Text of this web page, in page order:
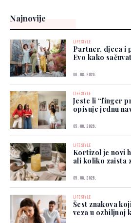
Najnovije
LIFESTYLE
Partner, djeca i
Evo kako
06. 08. 2026.
LIFESTYLE
Jeste li “finger
opisuje jednu
05. 08. 2026.
LIFESTYLE
Kortizol je novi
ali koliko zaista
05. 08. 2026.
LIFESTYLE
Šest znakova
veza u ozbiljnoj